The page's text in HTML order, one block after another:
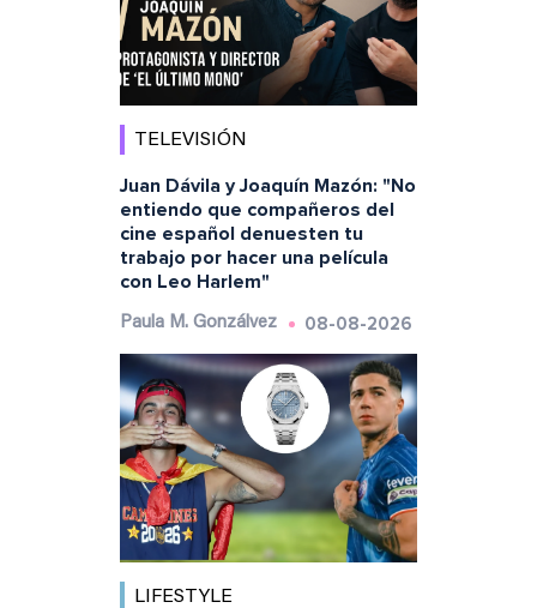
TELEVISIÓN
Juan Dávila y Joaquín Mazón: "No
entiendo que compañeros del
cine español denuesten tu
trabajo por hacer una película
con Leo Harlem"
Paula M. Gonzálvez 08-08-2026
LIFESTYLE